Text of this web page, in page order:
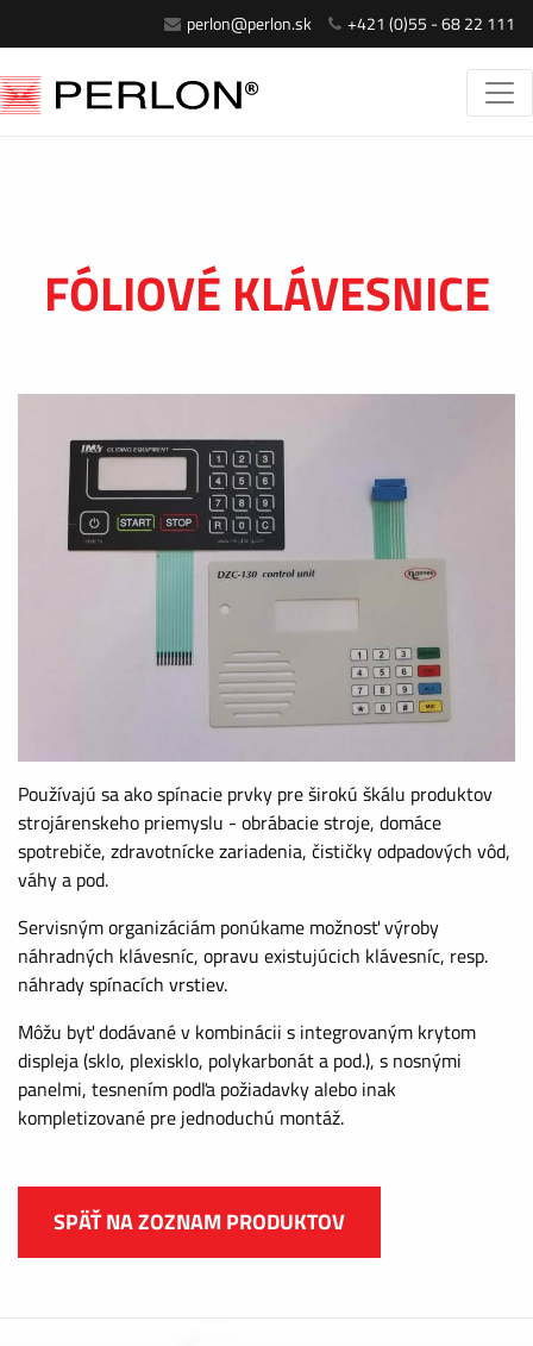
perlon@perlon.sk +421 (0)55 - 68 22 111
FÓLIOVÉ KLÁVESNICE
Používajú sa ako spínacie prvky pre širokú škálu produktov
strojárenskeho priemyslu - obrábacie stroje, domáce
spotrebiče, zdravotnícke zariadenia, čističky odpadových vôd,
váhy a pod.
Servisným organizáciám ponúkame možnosť výroby
náhradných klávesníc, opravu existujúcich klávesníc, resp.
náhrady spínacích vrstiev.
Môžu byť dodávané v kombinácii s integrovaným krytom
displeja (sklo, plexisklo, polykarbonát a pod.), s nosnými
panelmi, tesnením podľa požiadavky alebo inak
kompletizované pre jednoduchú montáž.
SPÄŤ NA ZOZNAM PRODUKTOV